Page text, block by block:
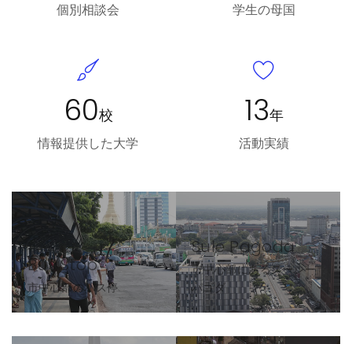
個別相談会 学生の母国
60校
情報提供した大学
13年
活動実績
Bus Stop
市中心部のバス停
Sule Pagoda
市中心部にあるスーレー
パゴダ